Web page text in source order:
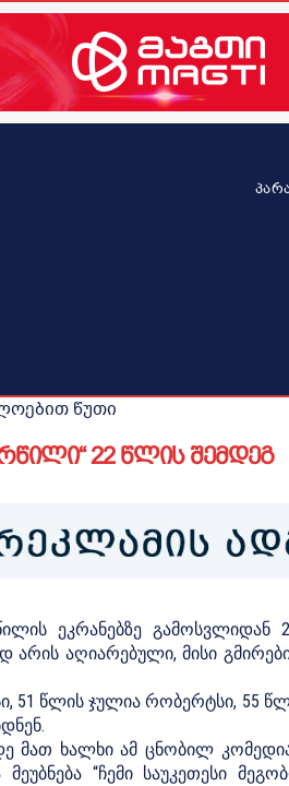
წუთი
22 წლის შემდეგ
ეკრანებზე
აღიარებული, მისი გმირები
51 წლის ჯულია რობერტსი, 55
მათ ხალხი ამ ცნობილ
“ჩემი საუკეთესი